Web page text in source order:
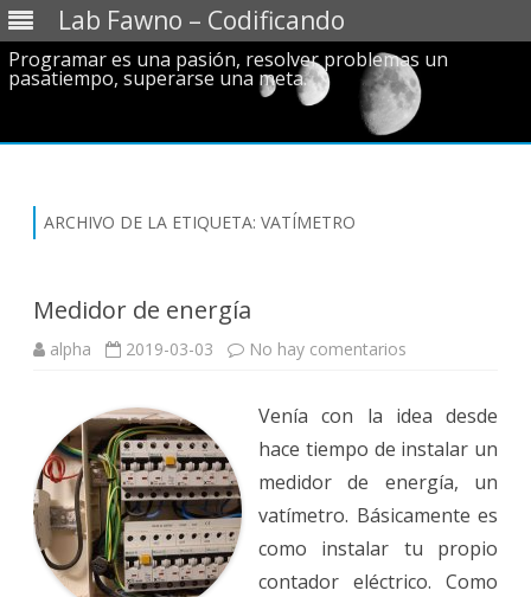
Lab Fawno – Codificando
Programar es una pasión, resolver problemas un
pasatiempo, superarse una meta.
ARCHIVO DE LA ETIQUETA: VATÍMETRO
Medidor de energía
alpha 2019-03-03 No hay comentarios
Venía con la idea desde
hace tiempo de instalar un
medidor de energía, un
vatímetro. Básicamente es
como instalar tu propio
contador eléctrico. Como